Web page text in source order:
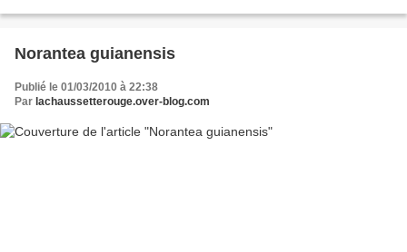
Norantea guianensis
Publié le 01/03/2010 à 22:38
Par lachaussetterouge.over-blog.com